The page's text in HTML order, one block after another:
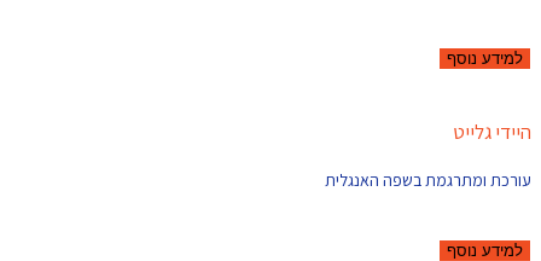
למידע נוסף
היידי גלייט
עורכת ומתרגמת בשפה האנגלית
למידע נוסף